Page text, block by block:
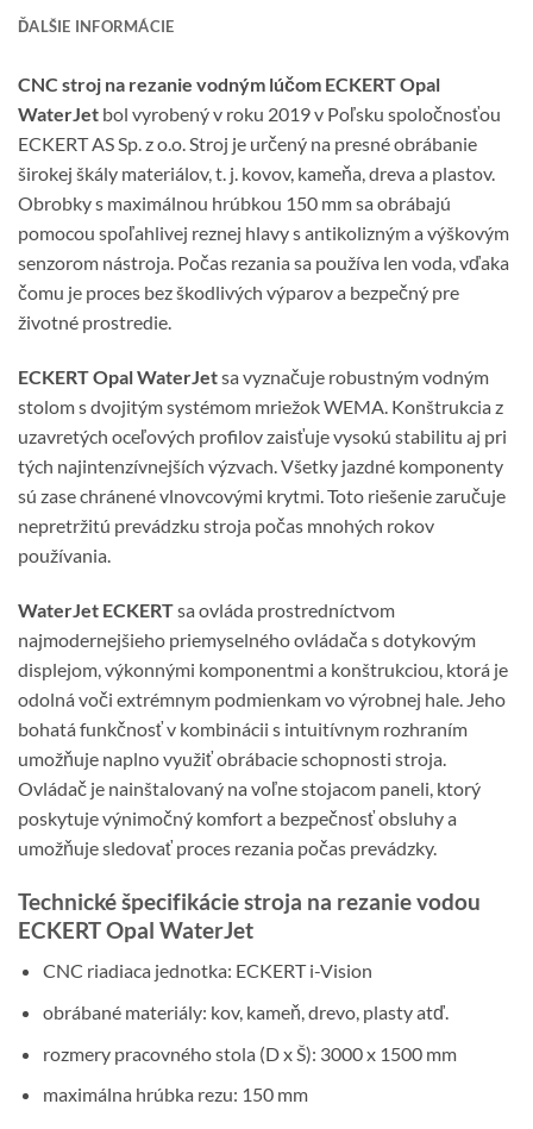
ĎALŠIE INFORMÁCIE
CNC stroj na rezanie vodným lúčom ECKERT Opal
WaterJet bol vyrobený v roku 2019 v Poľsku spoločnosťou
ECKERT AS Sp. z o.o. Stroj je určený na presné obrábanie
širokej škály materiálov, t. j. kovov, kameňa, dreva a plastov.
Obrobky s maximálnou hrúbkou 150 mm sa obrábajú
pomocou spoľahlivej reznej hlavy s antikolizným a výškovým
senzorom nástroja. Počas rezania sa používa len voda, vďaka
čomu je proces bez škodlivých výparov a bezpečný pre
životné prostredie.
ECKERT Opal WaterJetsa vyznačuje robustným vodným
stolom s dvojitým systémom mriežok WEMA. Konštrukcia z
uzavretých oceľových profilov zaisťuje vysokú stabilitu aj pri
tých najintenzívnejších výzvach. Všetky jazdné komponenty
sú zase chránené vlnovcovými krytmi. Toto riešenie zaručuje
nepretržitú prevádzku stroja počas mnohých rokov
používania.
WaterJet ECKERTsa ovláda prostredníctvom
najmodernejšieho priemyselného ovládača s dotykovým
displejom, výkonnými komponentmi a konštrukciou, ktorá je
odolná voči extrémnym podmienkam vo výrobnej hale. Jeho
bohatá funkčnosť v kombinácii s intuitívnym rozhraním
umožňuje naplno využiť obrábacie schopnosti stroja.
Ovládač je nainštalovaný na voľne stojacom paneli, ktorý
poskytuje výnimočný komfort a bezpečnosť obsluhy a
umožňuje sledovať proces rezania počas prevádzky.
Technické špecifikácie stroja na rezanie vodou
ECKERT Opal WaterJet
CNC riadiaca jednotka: ECKERT i-Vision
obrábané materiály: kov, kameň, drevo, plasty atď.
rozmery pracovného stola (D x Š): 3000 x 1500 mm
maximálna hrúbka rezu: 150 mm